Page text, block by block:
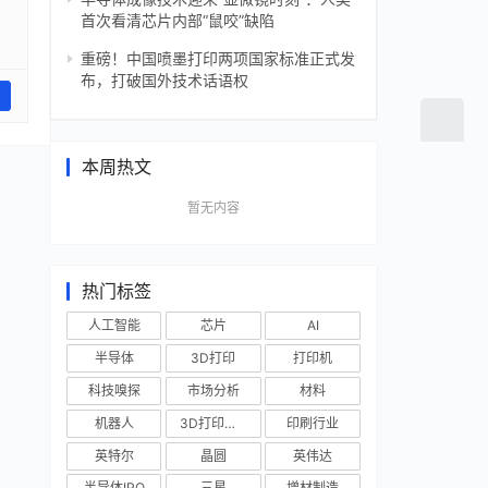
首次看清芯片内部“鼠咬”缺陷
重磅！中国喷墨打印两项国家标准正式发
布，打破国外技术话语权
本周热文
暂无内容
热门标签
人工智能 芯片
AI
半导体
3D打印
打印机
科技嗅探
市场分析
材料
机器人
3D打印技术
印刷行业
英特尔
晶圆
英伟达